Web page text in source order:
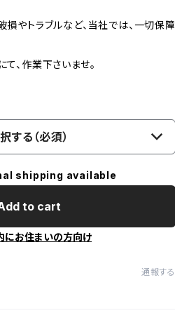
損やトラブルなど、当社では、一切保障
、作業下さいませ。
する（必須）
shipping available
to cart
にお住まいの方向け
通報する